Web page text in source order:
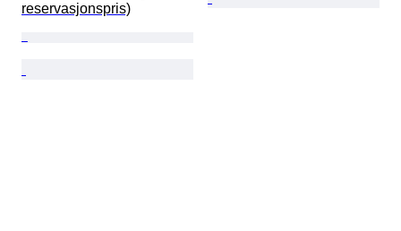
reservasjonspris)